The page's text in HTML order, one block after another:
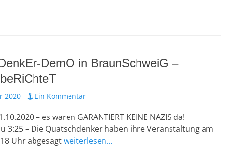
DemO in BraunSchweiG –
2020 Ein Kommentar
– es waren GARANTIERT KEINE NAZIS da!
3:25 – Die Quatschdenker haben ihre Veranstaltung am
Uhr abgesagtweiterlesen…